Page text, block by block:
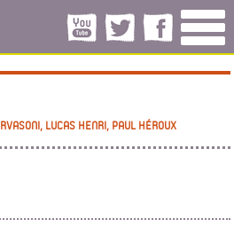
LUCAS HENRI, PAUL HÉROUX